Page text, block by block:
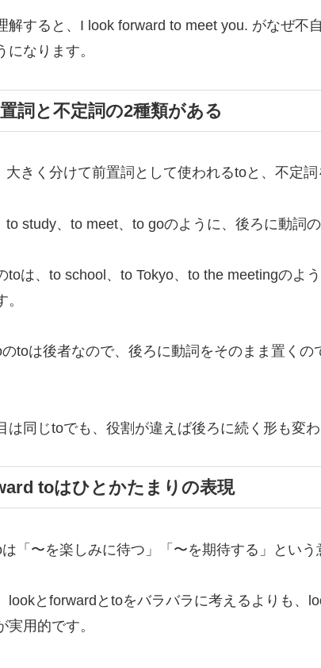
解すると、I look forward to meet you. がなぜ不
になります。
詞と不定詞の2種類がある
大きく分けて前置詞として使われるtoと、不定詞
to study、to meet、to goのように、後ろに動詞の
toは、to school、to Tokyo、to the meetingのよ
のtoは後者なので、後ろに動詞をそのまま置く
は同じtoでも、役割が違えば後ろに続く形も変わ
toはひとかたまりの表現
「〜を楽しみに待つ」「〜を期待する」という
lookとforwardとtoをバラバラに考えるよりも、
実用的です。